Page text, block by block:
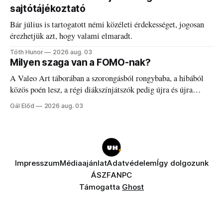
sajtótájékoztató
Bár július is tartogatott némi közéleti érdekességet, jogosan
érezhetjük azt, hogy valami elmaradt.
Tóth Hunor 2026 aug. 03
Milyen szaga van a FOMO-nak?
A Valeo Art táborában a szorongásból rongybaba, a hibából
közös poén lesz, a régi diákszínjátszók pedig újra és újra
visszatalálnak egymáshoz.
Gál Előd 2026 aug. 03
ImpresszumMédiaajánlatAdatvédelemÍgy dolgozunk
ÁSZFANPC
Támogatta Ghost